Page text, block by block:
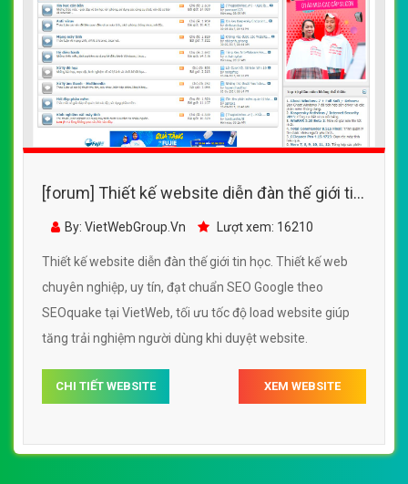
[forum] Thiết kế website diễn đàn thế giới tin
học đẹp SEO tốt
By: VietWebGroup.Vn Lượt xem: 16210
Thiết kế website diễn đàn thế giới tin học. Thiết kế web
chuyên nghiệp, uy tín, đạt chuẩn SEO Google theo
SEOquake tại VietWeb, tối ưu tốc độ load website giúp
tăng trải nghiệm người dùng khi duyệt website.
CHI TIẾT WEBSITE XEM WEBSITE